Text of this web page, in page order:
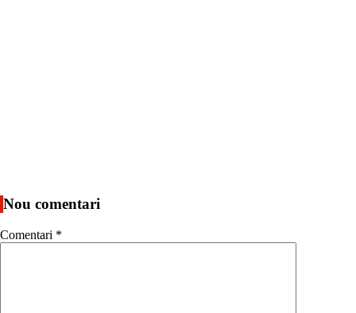
Nou comentari
Comentari *